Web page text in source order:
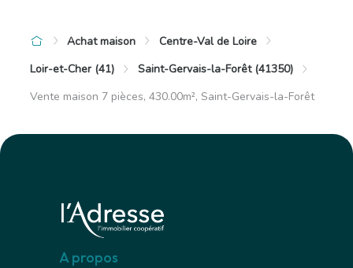
Achat maison
Centre-Val de Loire
Loir-et-Cher (41)
Saint-Gervais-la-Forêt (41350)
Vente maison 7 pièces, 430.00m², Saint-Gervais-la-Forêt
A propos